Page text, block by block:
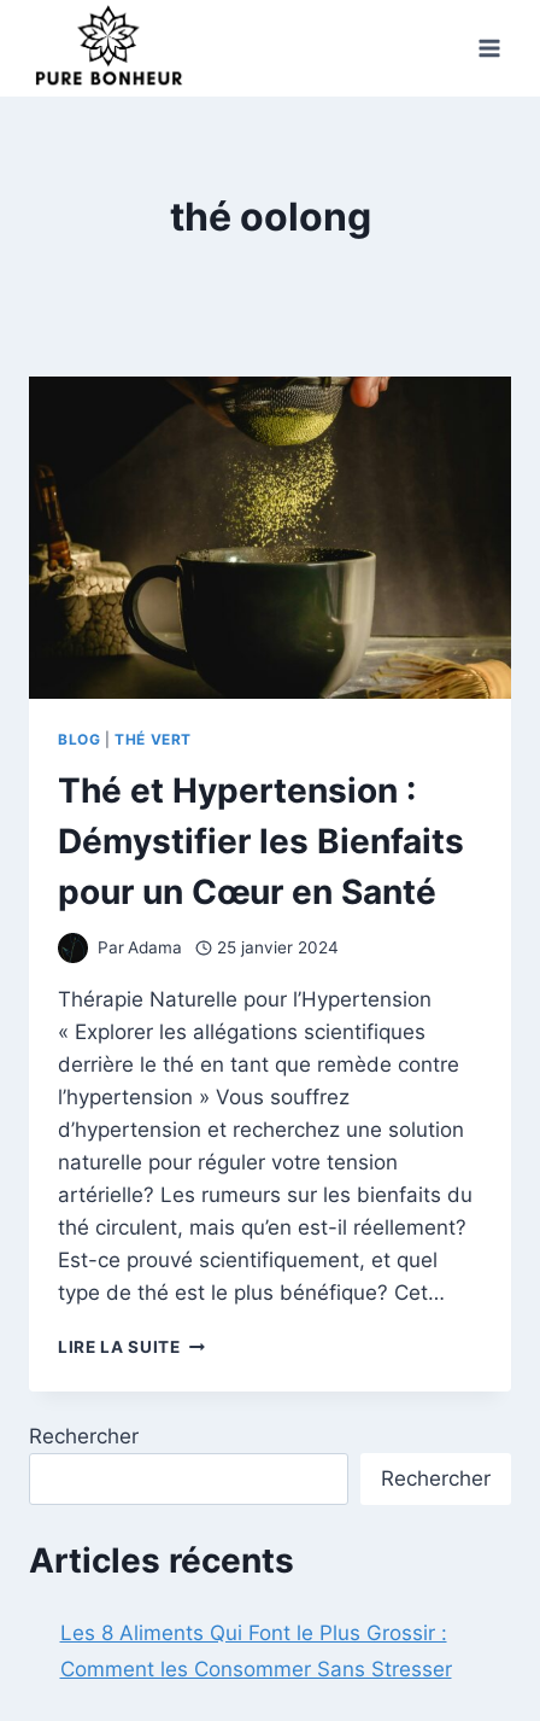
content
thé oolong
BLOG |THÉ VERT
Thé et Hypertension :
Démystifier les Bienfaits
pour un Cœur en Santé
ParAdama 25 janvier 2024
Thérapie Naturelle pour l’Hypertension
« Explorer les allégations scientifiques
derrière le thé en tant que remède contre
l’hypertension » Vous souffrez
d’hypertension et recherchez une solution
naturelle pour réguler votre tension
artérielle? Les rumeurs sur les bienfaits du
thé circulent, mais qu’en est-il réellement?
Est-ce prouvé scientifiquement, et quel
type de thé est le plus bénéfique? Cet…
LIRE LA SUITETHÉ
HYPERTENSION
UN
CŒUR
Rechercher
Rechercher
Articles récents
Les 8 Aliments Qui Font le Plus Grossir :
Comment les Consommer Sans Stresser